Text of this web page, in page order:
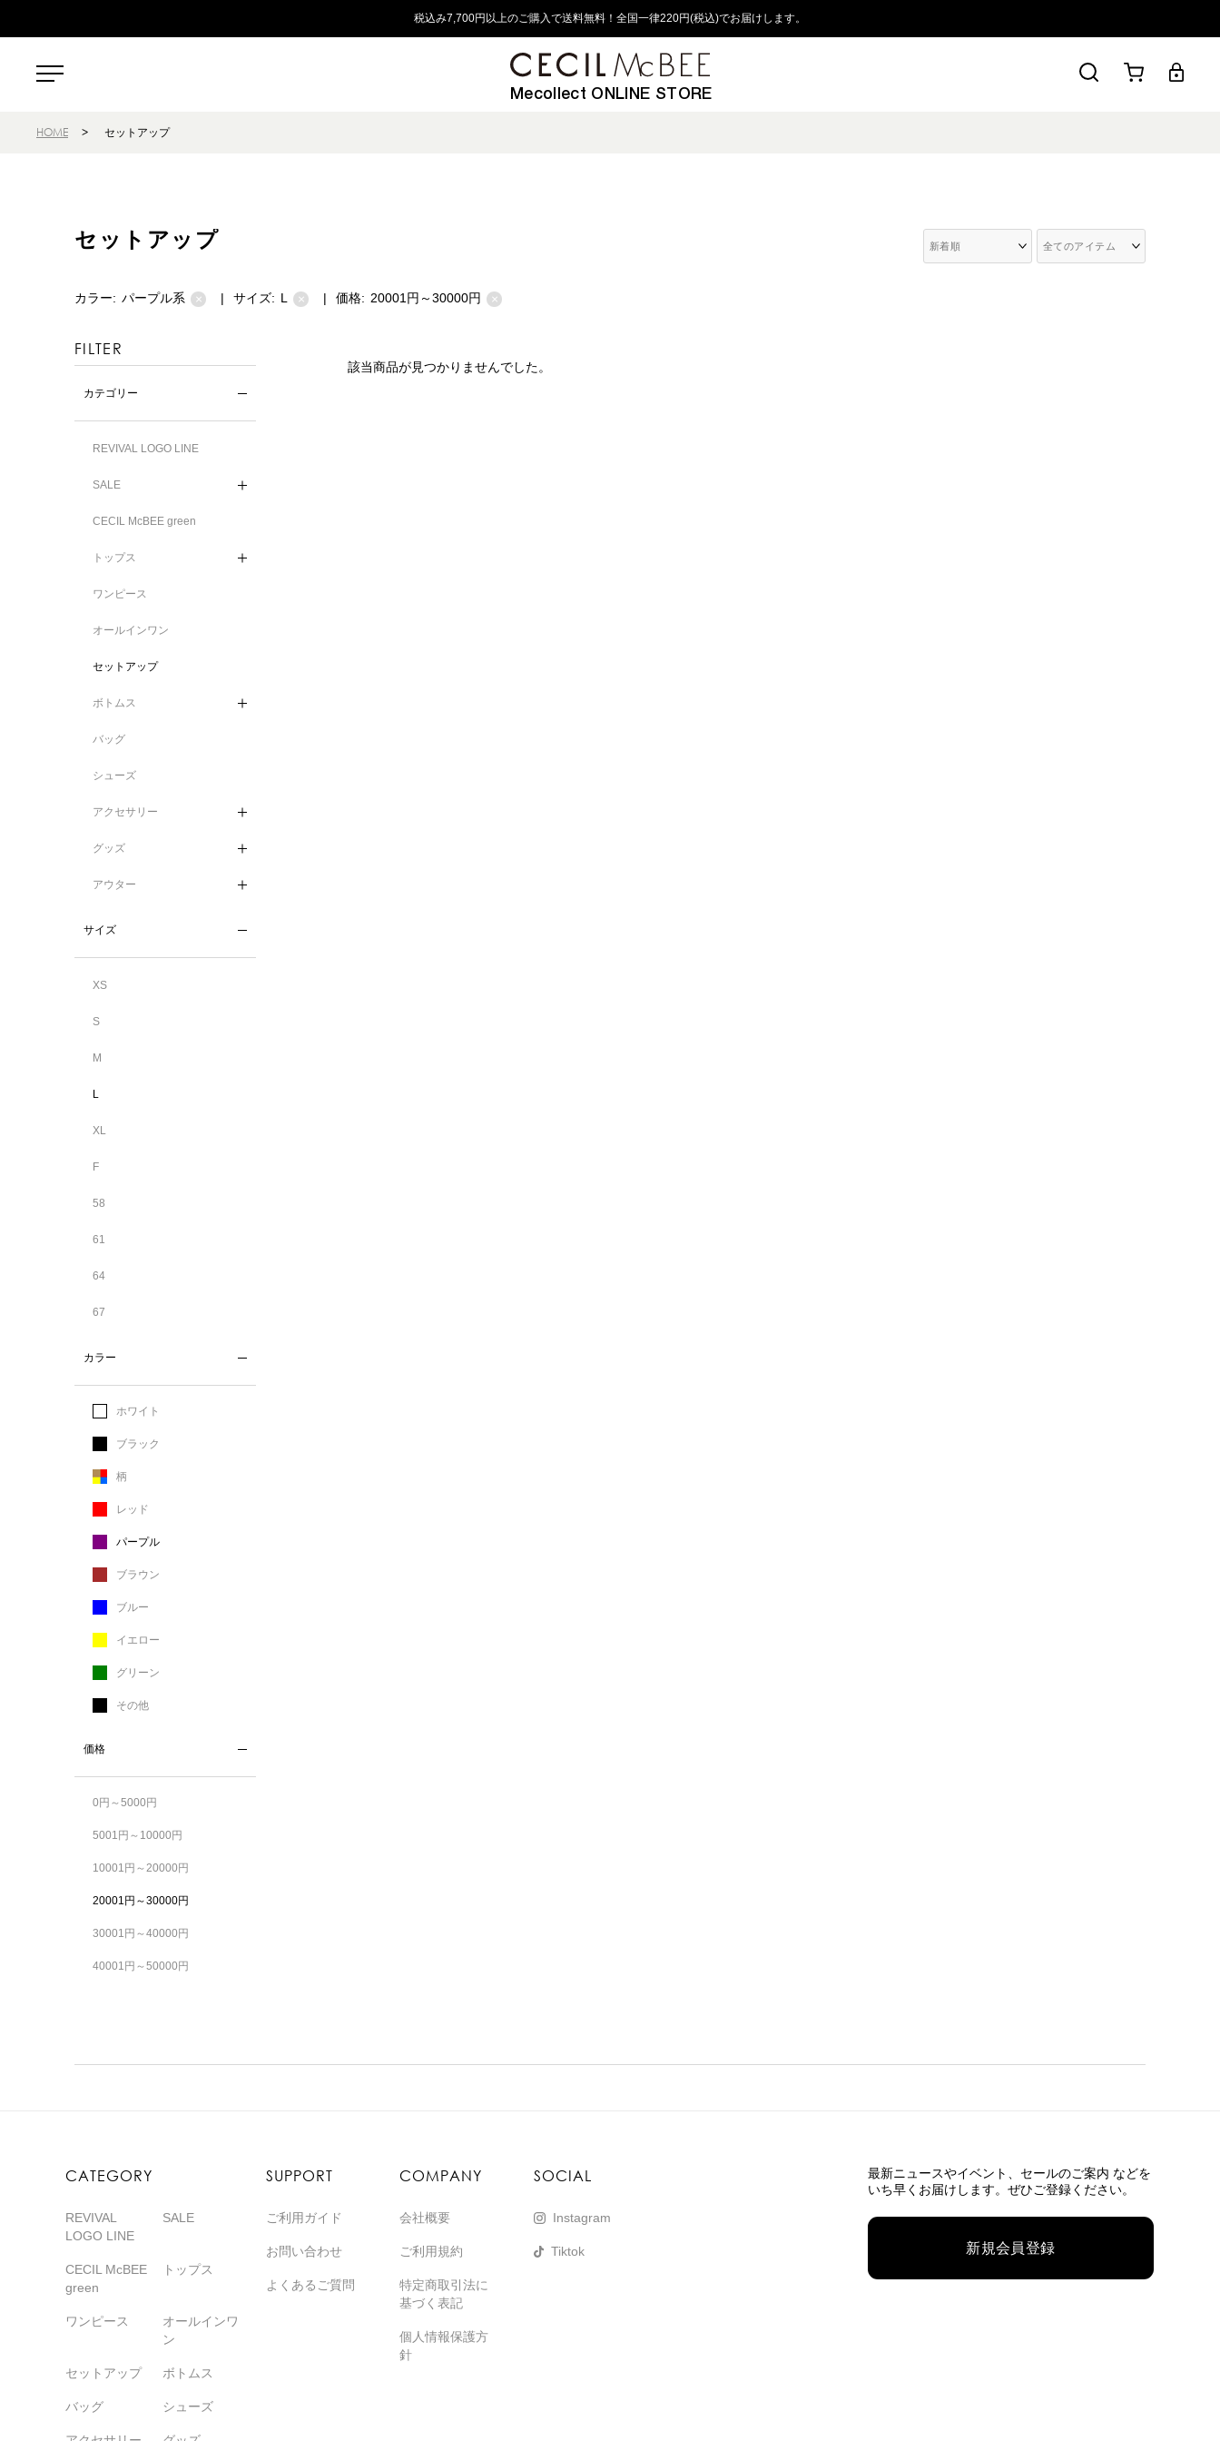
税込み7,700円以上のご購入で送料無料！全国一律220円(税込)でお届けします。
Mecollect ONLINE STORE
HOME > セットアップ
セットアップ
カラー: パープル系 × | サイズ: L × | 価格: 20001円～30000円 ×
FILTER
カテゴリー
REVIVAL LOGO LINE
SALE
CECIL McBEE green
トップス
ワンピース
オールインワン
セットアップ
ボトムス
バッグ
シューズ
アクセサリー
グッズ
アウター
サイズ
XS
S
M
L
XL
F
58
61
64
67
カラー
ホワイト
ブラック
柄
レッド
パープル
ブラウン
ブルー
イエロー
グリーン
その他
価格
0円～5000円
5001円～10000円
10001円～20000円
20001円～30000円
30001円～40000円
40001円～50000円
該当商品が見つかりませんでした。
CATEGORY
REVIVAL
LOGO LINE
SALE
CECIL McBEE
green
トップス
ワンピース
オールインワ
ン
セットアップ ボトムス
バッグ シューズ
SUPPORT
ご利用ガイド
お問い合わせ
よくあるご質問
COMPANY
会社概要
ご利用規約
特定商取引法に
基づく表記
個人情報保護方
針
SOCIAL
Instagram
Tiktok
最新ニュースやイベント、 セールのご案内 などを
いち早くお届けします。ぜひご登録ください。
新規会員登録